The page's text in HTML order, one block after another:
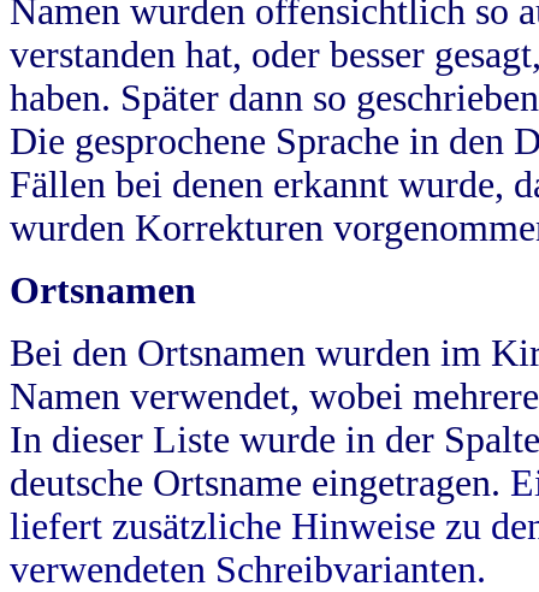
Namen wurden offensichtlich so
verstanden hat, oder besser
haben. Später dann so
Die gesprochene Sprache in
Fällen bei denen erkannt wurde,
wurden Korrekturen
Ortsnamen
Bei den Ortsnamen wurden im
Namen verwendet, wobei
In dieser Liste wurde in der
deutsche Ortsname eingetragen.
liefert zusätzliche Hinweise zu
verwendeten Schreibvarianten.